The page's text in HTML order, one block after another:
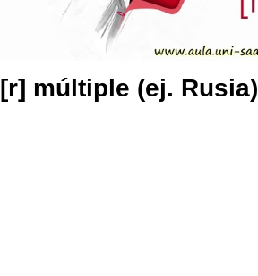
[r] múltiple (ej. Rusia)